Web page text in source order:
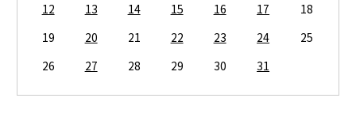
12
13 14 15 16 17
18
19
20 21 22 23 24
25
26
27 28 29 30 31